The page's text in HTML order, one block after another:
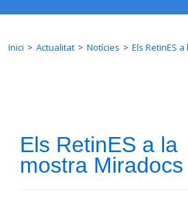
Inici Actualitat Notícies Els RetinES
Els RetinES a la
mostra Miradocs